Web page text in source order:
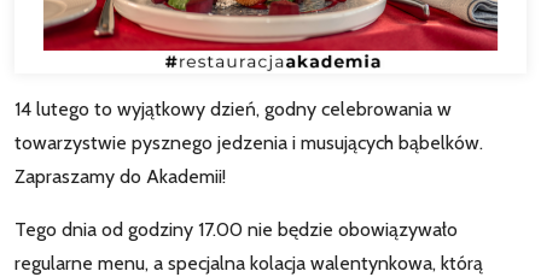
14 lutego to wyjątkowy dzień, godny celebrowania w
towarzystwie pysznego jedzenia i musujących bąbelków.
Zapraszamy do Akademii!
Tego dnia od godziny 17.00 nie będzie obowiązywało
regularne menu, a specjalna kolacja walentynkowa, którą